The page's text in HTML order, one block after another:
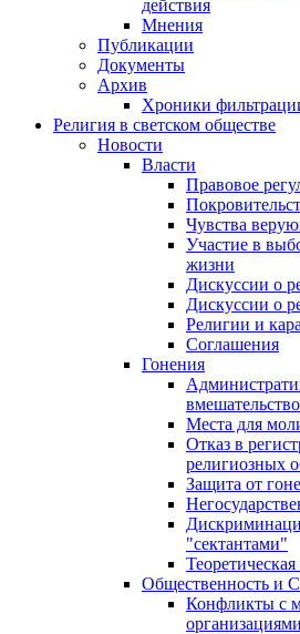
действия
Мнения
Публикации
Документы
Архив
Хроники
Религия в светском обществе
Новости
Власти
Правовое
Чувства
Участие в
жизни
Дискуссии о
Дискуссии о
Религии и
Соглашения
Гонения
вмешательство
Места для
Отказ в
религиозных
Защита от
"сектантами"
Теоретическая
Общественность и
Конфликты с
организациями